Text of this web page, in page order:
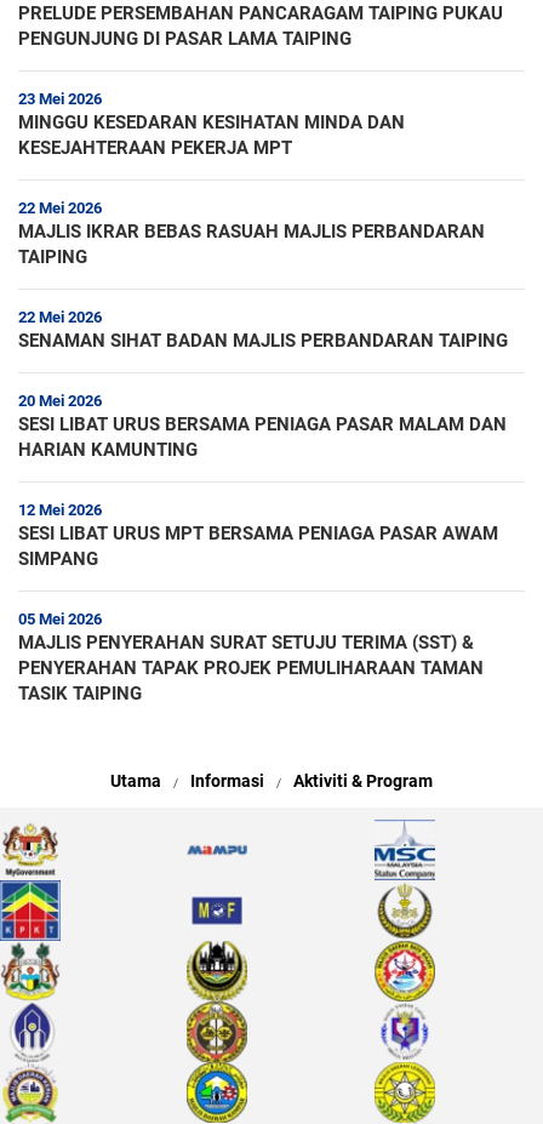
PRELUDE PERSEMBAHAN PANCARAGAM TAIPING PUKAU
PENGUNJUNG DI PASAR LAMA TAIPING
23 Mei 2026
MINGGU KESEDARAN KESIHATAN MINDA DAN
KESEJAHTERAAN PEKERJA MPT
22 Mei 2026
MAJLIS IKRAR BEBAS RASUAH MAJLIS PERBANDARAN
TAIPING
22 Mei 2026
SENAMAN SIHAT BADAN MAJLIS PERBANDARAN TAIPING
20 Mei 2026
SESI LIBAT URUS BERSAMA PENIAGA PASAR MALAM DAN
HARIAN KAMUNTING
12 Mei 2026
SESI LIBAT URUS MPT BERSAMA PENIAGA PASAR AWAM
SIMPANG
05 Mei 2026
MAJLIS PENYERAHAN SURAT SETUJU TERIMA (SST) &
PENYERAHAN TAPAK PROJEK PEMULIHARAAN TAMAN
TASIK TAIPING
Utama Informasi Aktiviti & Program